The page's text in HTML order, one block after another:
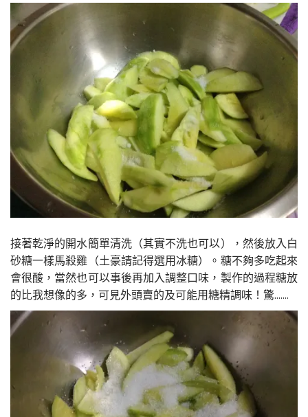
接著乾淨的開水簡單清洗（其實不洗也可以），然後放入白
砂糖一樣馬殺雞（土豪請記得選用冰糖）。糖不夠多吃起來
會很酸，當然也可以事後再加入調整口味，製作的過程糖放
的比我想像的多，可見外頭賣的及可能用糖精調味！驚.......